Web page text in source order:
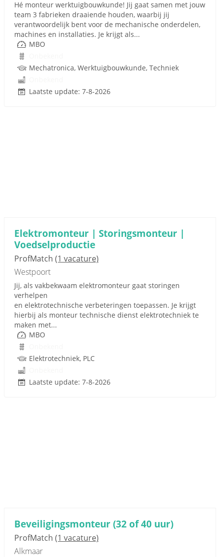
Hé monteur werktuigbouwkunde! Jij gaat samen met jouw
team 3 fabrieken draaiende houden, waarbij jij
verantwoordelijk bent voor de mechanische onderdelen,
machines en installaties. Je krijgt als...
MBO
Mechatronica, Werktuigbouwkunde, Techniek
Laatste update: 7-8-2026
Elektromonteur | Storingsmonteur |
Voedselproductie
ProfMatch (1 vacature)
Westpoort
Jij, als vakbekwaam elektromonteur gaat storingen
verhelpen
en elektrotechnische verbeteringen toepassen. Je krijgt
hierbij als monteur technische dienst elektrotechniek te
maken met...
MBO
Elektrotechniek, PLC
Laatste update: 7-8-2026
Beveiligingsmonteur (32 of 40 uur)
ProfMatch (1 vacature)
Alkmaar